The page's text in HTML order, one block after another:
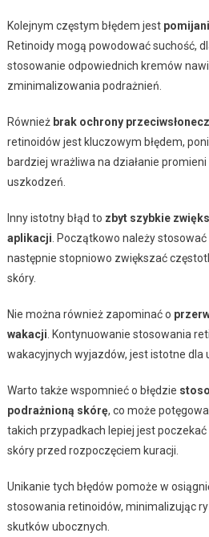
Kolejnym częstym błędem jest
Retinoidy mogą powodować suchość,
stosowanie odpowiednich kremów
zminimalizowania podrażnień.
Również brak ochrony
retinoidów jest kluczowym błędem,
bardziej wrażliwa na działanie
uszkodzeń.
Inny istotny błąd to zbyt szybkie
aplikacji . Początkowo należy
następnie stopniowo zwiększać
skóry.
Nie można również zapominać o
wakacji . Kontynuowanie stosowania
wakacyjnych wyjazdów, jest istotne dla
Warto także wspomnieć o błędzie
podrażnioną skórę, co może
takich przypadkach lepiej jest
skóry przed rozpoczęciem kuracji.
Unikanie tych błędów pomoże w
stosowania retinoidów, minimalizując
skutków ubocznych.